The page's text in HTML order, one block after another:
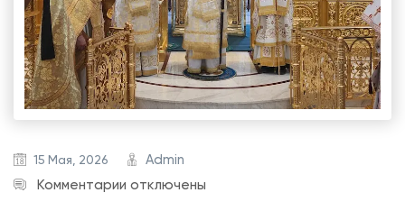
15 Мая, 2026
Admin
Комментарии котключены